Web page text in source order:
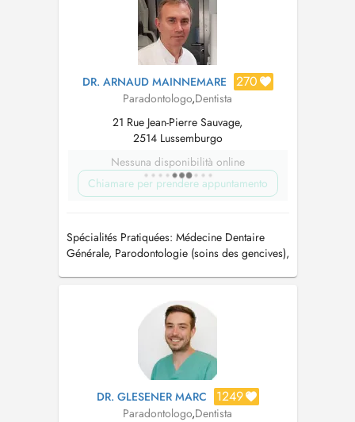
DR. ARNAUD MAINNEMARE 270
Paradontologo,Dentista
21 Rue Jean-Pierre Sauvage,
2514 Lussemburgo
Nessuna disponibilità online
Chiamare per prendere appuntamento
Spécialités Pratiquées: Médecine Dentaire
Générale, Parodontologie (soins des gencives),
DR. GLESENER MARC 1249
Paradontologo,Dentista